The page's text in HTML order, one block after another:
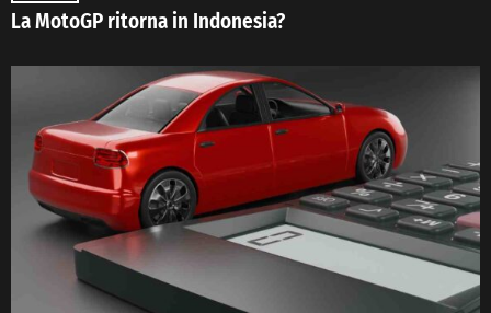
La MotoGP ritorna in Indonesia?